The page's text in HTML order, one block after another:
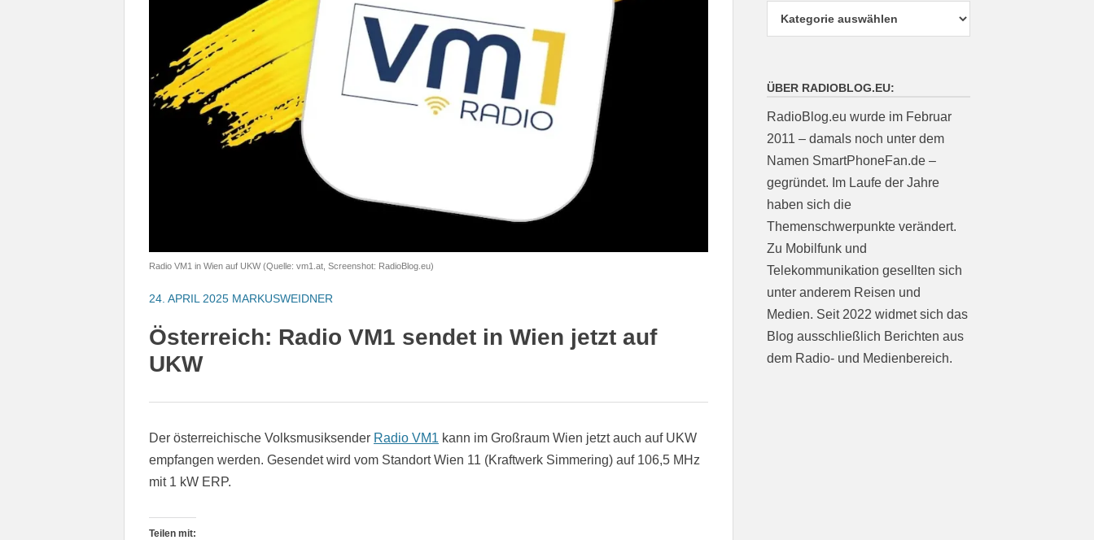
Radio VM1 in Wien auf UKW (Quelle: vm1.at, Screenshot: RadioBlog.eu)
24. APRIL 2025 MARKUSWEIDNER
Österreich: Radio VM1 sendet in Wien jetzt auf
UKW
Der österreichische Volksmusiksender Radio VM1 kann im Großraum Wien jetzt auch auf UKW
empfangen werden. Gesendet wird vom Standort Wien 11 (Kraftwerk Simmering) auf 106,5 MHz
mit 1 kW ERP.
Teilen mit:
ÜBER RADIOBLOG.EU:
RadioBlog.eu wurde im Februar
2011 – damals noch unter dem
Namen SmartPhoneFan.de –
gegründet. Im Laufe der Jahre
haben sich die
Themenschwerpunkte verändert.
Zu Mobilfunk und
Telekommunikation gesellten sich
unter anderem Reisen und
Medien. Seit 2022 widmet sich das
Blog ausschließlich Berichten aus
dem Radio- und Medienbereich.